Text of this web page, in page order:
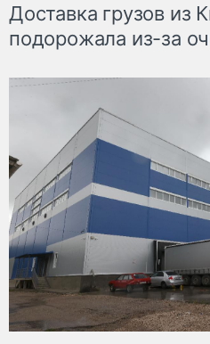
Доставка грузов из
подорожала из-за